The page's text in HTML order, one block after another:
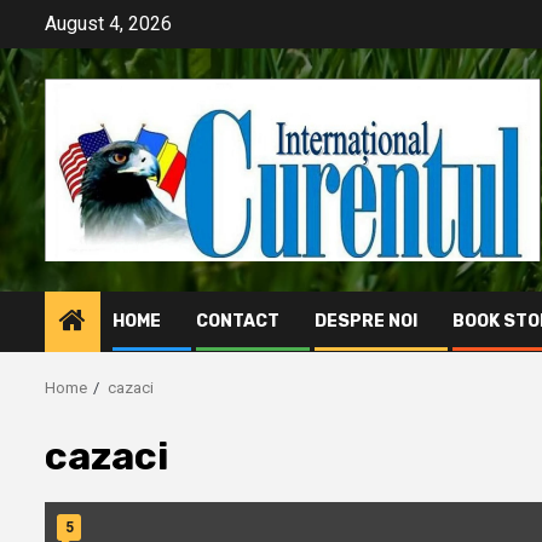
content
August 4, 2026
HOME CONTACT DESPRE NOI BOOK
Home cazaci
cazaci
5